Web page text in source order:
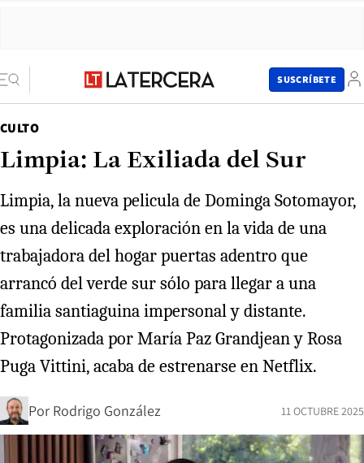
SUSCRÍBETE
CULTO
Limpia: La Exiliada del Sur
Limpia, la nueva pelicula de Dominga Sotomayor,
es una delicada exploración en la vida de una
trabajadora del hogar puertas adentro que
arrancó del verde sur sólo para llegar a una
familia santiaguina impersonal y distante.
Protagonizada por María Paz Grandjean y Rosa
Puga Vittini, acaba de estrenarse en Netflix.
Por Rodrigo González 11 OCTUBRE 2025